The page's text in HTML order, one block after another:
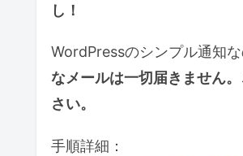
し！
WordPressのシンプル通知な
なメールは一切届きません
さい。
手順詳細：